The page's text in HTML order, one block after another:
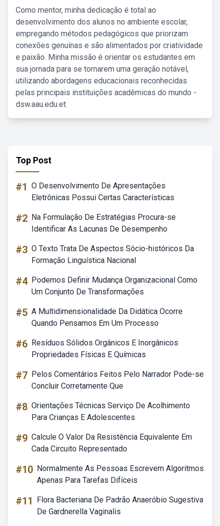
Como mentor, minha dedicação é total ao
desenvolvimento dos alunos no ambiente escolar,
empregando métodos pedagógicos que priorizam
conexões genuínas e são alimentados por criatividade
e paixão. Minha missão é orientar os estudantes em
sua jornada para se tornarem uma geração notável,
utilizando abordagens educacionais reconhecidas
pelas principais instituições acadêmicas do mundo -
dsw.aau.edu.et.
Top Post
#1 O Desenvolvimento De Apresentações
Eletrônicas Possui Certas Características
#2 Na Formulação De Estratégias Procura-se
Identificar As Lacunas De Desempenho
#3 O Texto Trata De Aspectos Sócio-históricos Da
Formação Linguística Nacional
#4 Podemos Definir Mudança Organizacional Como
Um Conjunto De Transformações
#5 A Multidimensionalidade Da Didática Ocorre
Quando Pensamos Em Um Processo
#6 Resíduos Sólidos Orgânicos E Inorgânicos
Propriedades Físicas E Químicas
#7 Pelos Comentários Feitos Pelo Narrador Pode-se
Concluir Corretamente Que
#8 Orientações Técnicas Serviço De Acolhimento
Para Crianças E Adolescentes
#9 Calcule O Valor Da Resistência Equivalente Em
Cada Circuito Representado
#10 Normalmente As Pessoas Escrevem Algoritmos
Apenas Para Tarefas Difíceis
#11
Flora Bacteriana De Padrão Anaeróbio Sugestiva
De Gardnerella Vaginalis